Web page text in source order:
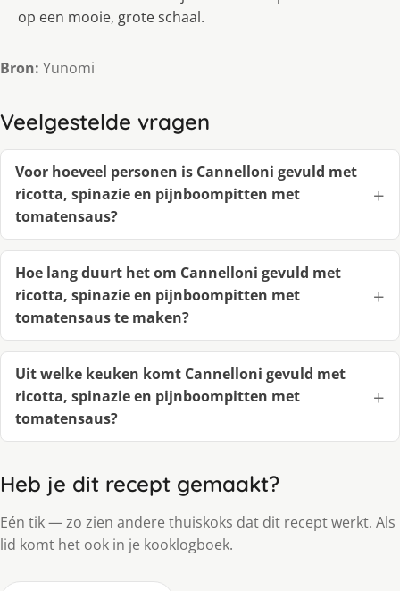
op een mooie, grote schaal.
Bron: Yunomi
Veelgestelde vragen
Voor hoeveel personen is Cannelloni gevuld met
ricotta, spinazie en pijnboompitten met
tomatensaus?
Hoe lang duurt het om Cannelloni gevuld met
ricotta, spinazie en pijnboompitten met
tomatensaus te maken?
Uit welke keuken komt Cannelloni gevuld met
ricotta, spinazie en pijnboompitten met
tomatensaus?
Heb je dit recept gemaakt?
Eén tik — zo zien andere thuiskoks dat dit recept werkt. Als
lid komt het ook in je kooklogboek.